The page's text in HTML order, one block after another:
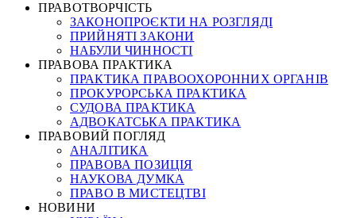
ПРАВОТВОРЧІСТЬ
ЗАКОНОПРОЄКТИ НА РОЗГЛЯДІ
ПРИЙНЯТІ ЗАКОНИ
НАБУЛИ ЧИННОСТІ
ПРАВОВА ПРАКТИКА
ПРАКТИКА ПРАВООХОРОННИХ ОРГАНІВ
ПРОКУРОРСЬКА ПРАКТИКА
СУДОВА ПРАКТИКА
АДВОКАТСЬКА ПРАКТИКА
ПРАВОВИЙ ПОГЛЯД
АНАЛІТИКА
ПРАВОВА ПОЗИЦІЯ
НАУКОВА ДУМКА
ПРАВО В МИСТЕЦТВІ
НОВИНИ